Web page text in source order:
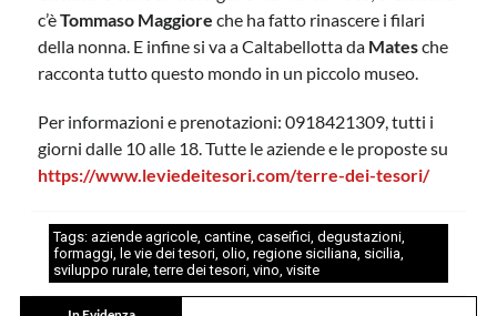
c’èTommaso Maggiore che ha fatto rinascere i filari
della nonna. E infine si va a Caltabellotta da Matesche
racconta tutto questo mondo in un piccolo museo.
Per informazioni e prenotazioni: 0918421309, tutti i
giorni dalle 10 alle 18. Tutte le aziende e le proposte su
https://www.leviedeitesori.com/terre-dei-tesori/
Tags: aziende agricole, cantine, caseifici, degustazioni,
formaggi, le vie dei tesori, olio, regione siciliana, sicilia,
sviluppo rurale,terre dei tesori, vino, visite